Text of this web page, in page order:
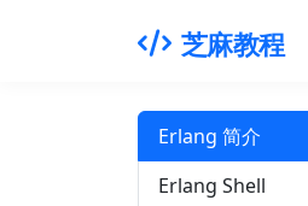
芝麻教程
Erlang 简介
Erlang Shell